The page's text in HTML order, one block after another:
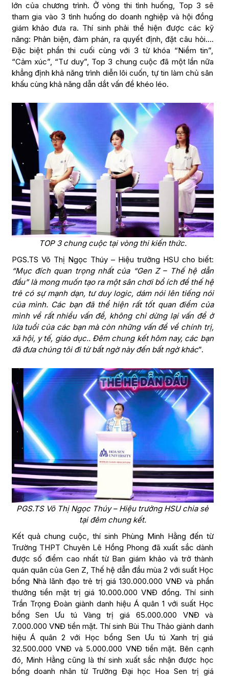
lớn của chương trình. Ở vòng thi tình huống, Top 3 sẽ
tham gia vào 3 tình huống do doanh nghiệp và hội đồng
giám khảo đưa ra. Thí sinh phải thể hiện được các kỹ
năng: Phản biện, đàm phán, ra quyết định, đặt câu hỏi….
Đặc biệt phần thi cuối cùng với 3 từ khóa “Niềm tin”,
“Cảm xúc”, “Tư duy”, Top 3 chung cuộc đã một lần nữa
khẳng định khả năng trình diễn lôi cuốn, tự tin làm chủ sân
khấu cùng khả năng dẫn dắt vấn đề khéo léo.
TOP 3 chung cuộc tại vòng thi kiến thức.
PGS.TS Võ Thị Ngọc Thúy – Hiệu trưởng HSU cho biết:
“Mục đích quan trọng nhất của “Gen Z – Thế hệ dẫn
đầu” là mong muốn tạo ra một sân chơi bổ ích để thế hệ
trẻ có sự mạnh dạn, tư duy logic, dám nói lên tiếng nói
của mình. Các bạn đã thể hiện rất tốt quan điểm của
mình về rất nhiều vấn đề, không chỉ dừng lại vấn đề ở
lứa tuổi của các bạn mà còn những vấn đề về chính trị,
xã hội, y tế, giáo dục.. Đêm chung kết hôm nay, các bạn
đã đưa chúng tôi đi từ bất ngờ này đến bất ngờ khác”.
PGS.TS Võ Thị Ngọc Thúy – Hiệu trưởng HSU chia sẻ
tại đêm chung kết.
Kết quả chung cuộc, thí sinh Phùng Minh Hằng đến từ
Trường THPT Chuyên Lê Hồng Phong đã xuất sắc dành
được số điểm cao nhất từ Ban giám khảo và trở thành
quán quân của Gen Z, Thế hệ dẫn đầu mùa 2 với suất Học
bổng Nhà lãnh đạo trẻ trị giá 130.000.000 VNĐ và phần
thưởng tiền mặt trị giá 10.000.000 VNĐ đồng. Thí sinh
Trần Trọng Đoàn giành danh hiệu Á quân 1 với suất Học
bổng Sen Ưu tú Vàng trị giá 65.000.000 VNĐ và
7.000.000 VNĐ tiền mặt. Thí sinh Bùi Thu Thảo giành danh
hiệu Á quân 2 với Học bổng Sen Ưu tú Xanh trị giá
32.500.000 VNĐ và 5.000.000 VNĐ tiền mặt. Bên cạnh
đó, Minh Hằng cũng là thí sinh xuất sắc nhận được học
bổng doanh nhân từ Trường Đại học Hoa Sen trị giá